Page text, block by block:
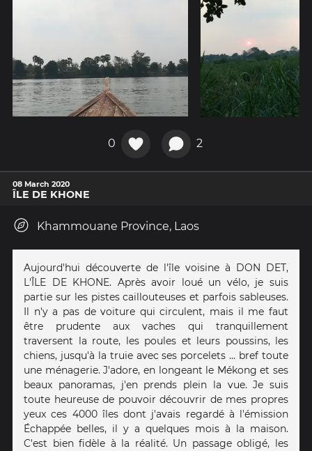
0 2
08 March 2020
ÎLE DE KHONE
Khammouane Province, Laos
Aujourd'hui découverte de l'île voisine à DON DET,
L'ÎLE DE KHONE. Après avoir loué un vélo, je suis
partie sur les pistes caillouteuses et parfois sableuses.
Il n'y a pas de voiture qui circulent, mais il me faut
être prudente aux vaches qui tranquillement
traversent la route, les poules et leurs poussins, les
chiens, jusqu'à la truie avec ses porcelets ... bref toute
une ménagerie. J'adore, en longeant le Mékong et ses
beaux panoramas, j'en prends plein la vue. Je suis
toute heureuse de pouvoir découvrir de mes propres
yeux ces 4000 îles dont j'avais regardé à l'émission
Échappée belles, il y a quelques mois à la maison.
C'est bien fidèle à la réalité. Un passage obligé, les